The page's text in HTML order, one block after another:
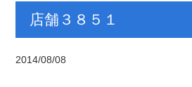
店舗３８５１
2014/08/08